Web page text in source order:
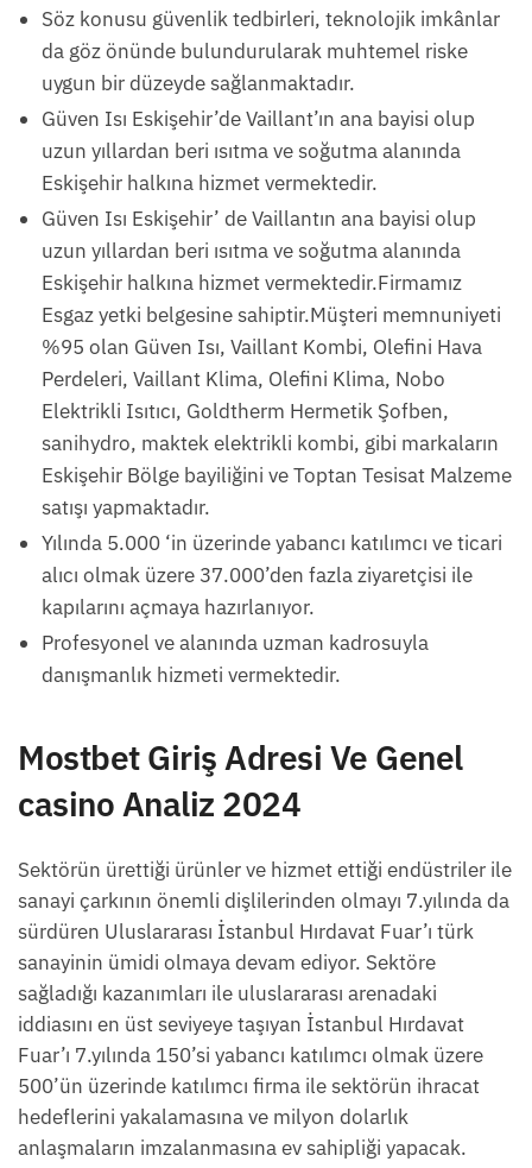
Söz konusu güvenlik tedbirleri, teknolojik imkânlar
da göz önünde bulundurularak muhtemel riske
uygun bir düzeyde sağlanmaktadır.
Güven Isı Eskişehir’de Vaillant’ın ana bayisi olup
uzun yıllardan beri ısıtma ve soğutma alanında
Eskişehir halkına hizmet vermektedir.
Güven Isı Eskişehir’ de Vaillantın ana bayisi olup
uzun yıllardan beri ısıtma ve soğutma alanında
Eskişehir halkına hizmet vermektedir.Firmamız
Esgaz yetki belgesine sahiptir.Müşteri memnuniyeti
%95 olan Güven Isı, Vaillant Kombi, Olefini Hava
Perdeleri, Vaillant Klima, Olefini Klima, Nobo
Elektrikli Isıtıcı, Goldtherm Hermetik Şofben,
sanihydro, maktek elektrikli kombi, gibi markaların
Eskişehir Bölge bayiliğini ve Toptan Tesisat Malzeme
satışı yapmaktadır.
Yılında 5.000 ‘in üzerinde yabancı katılımcı ve ticari
alıcı olmak üzere 37.000’den fazla ziyaretçisi ile
kapılarını açmaya hazırlanıyor.
Profesyonel ve alanında uzman kadrosuyla
danışmanlık hizmeti vermektedir.
Mostbet Giriş Adresi Ve Genel
casino Analiz 2024
Sektörün ürettiği ürünler ve hizmet ettiği endüstriler ile
sanayi çarkının önemli dişlilerinden olmayı 7.yılında da
sürdüren Uluslararası İstanbul Hırdavat Fuar’ı türk
sanayinin ümidi olmaya devam ediyor. Sektöre
sağladığı kazanımları ile uluslararası arenadaki
iddiasını en üst seviyeye taşıyan İstanbul Hırdavat
Fuar’ı 7.yılında 150’si yabancı katılımcı olmak üzere
500’ün üzerinde katılımcı firma ile sektörün ihracat
hedeflerini yakalamasına ve milyon dolarlık
anlaşmaların imzalanmasına ev sahipliği yapacak.